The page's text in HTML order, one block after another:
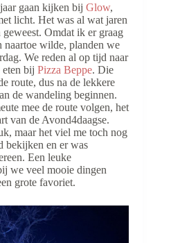
gaan kijken bij Glow,
licht. Het was al wat jaren
Omdat ik er graag
naartoe wilde, planden we
We reden al op tijd naar
bij Pizza Beppe. Die
route, dus na de lekkere
de wandeling beginnen.
mee de route volgen, het
van de Avond4daagse.
maar het viel me toch nog
bekijken en er was
Een leuke
we veel mooie dingen
grote favoriet.